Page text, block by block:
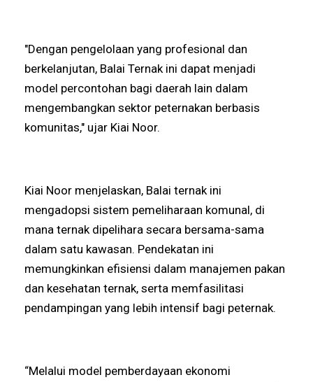
"Dengan pengelolaan yang profesional dan
berkelanjutan, Balai Ternak ini dapat menjadi
model percontohan bagi daerah lain dalam
mengembangkan sektor peternakan berbasis
komunitas," ujar Kiai Noor.
Kiai Noor menjelaskan, Balai ternak ini
mengadopsi sistem pemeliharaan komunal, di
mana ternak dipelihara secara bersama-sama
dalam satu kawasan. Pendekatan ini
memungkinkan efisiensi dalam manajemen pakan
dan kesehatan ternak, serta memfasilitasi
pendampingan yang lebih intensif bagi peternak.
“Melalui model pemberdayaan ekonomi